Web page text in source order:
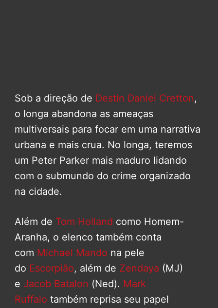
Sob a direção de Destin Daniel Cretton,
o longa abandona as ameaças
multiversais para focar em uma narrativa
urbana e mais crua. No longa, teremos
um Peter Parker mais maduro lidando
com o submundo do crime organizado
na cidade.
Além de Tom Holland como Homem-
Aranha, o elenco também conta
com Michael Mando na pele
do Escorpião, além de Zendaya (MJ)
e Jacob Batalon (Ned). Mark
Ruffalo também reprisa seu papel